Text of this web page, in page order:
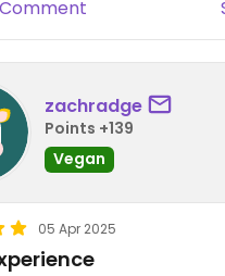
Comment
zachradge
Points +139
Vegan
05 Apr 2025